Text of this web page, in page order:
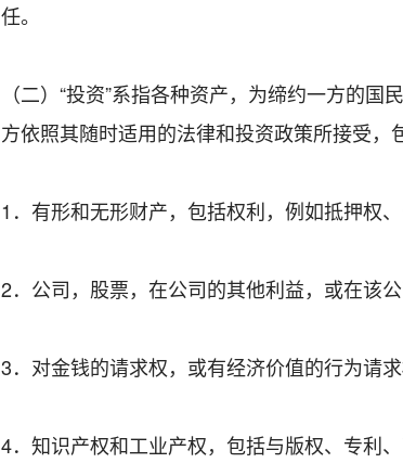
任。
（二）“投资”系指各种资产，为缔约一方的
方依照其随时适用的法律和投资政策所接受，
1．有形和无形财产，包括权利，例如抵押权、
2．公司，股票，在公司的其他利益，或在该公
3．对金钱的请求权，或有经济价值的行为请求
4．知识产权和工业产权，包括与版权、专利